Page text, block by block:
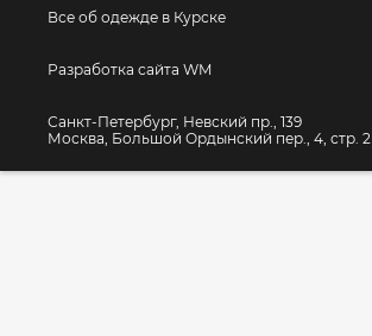
Все об одежде в Курске
Разработка сайта WM
Санкт-Петербург, Невский пр., 139
Москва, Большой Ордынский пер., 4, стр. 2